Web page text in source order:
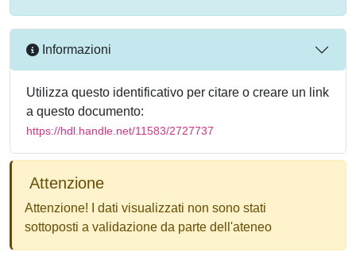
Informazioni
Utilizza questo identificativo per citare o creare un link
a questo documento:
https://hdl.handle.net/11583/2727737
Attenzione
Attenzione! I dati visualizzati non sono stati
sottoposti a validazione da parte dell'ateneo